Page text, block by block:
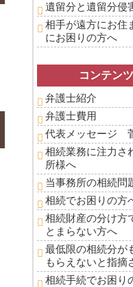
遺留分と遺留分侵
相手が遠方にお住
にお困りの方へ
コンテン
弁護士紹介
弁護士費用
代表メッセージ
相続業務に注力さ
所様へ
当事務所の相続問
相続でお困りの方
相続財産の分け方
とまらない方へ
最低限の相続分が
もらえないと指摘
相続手続でお困り